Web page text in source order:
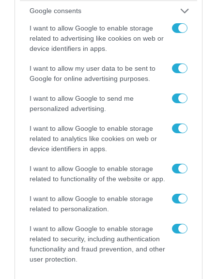
Google consents
I want to allow Google to enable storage
related to advertising like cookies on web or
device identifiers in apps.
I want to allow my user data to be sent to
Google for online advertising purposes.
I want to allow Google to send me
personalized advertising.
I want to allow Google to enable storage
related to analytics like cookies on web or
device identifiers in apps.
I want to allow Google to enable storage
related to functionality of the website or app.
I want to allow Google to enable storage
related to personalization.
I want to allow Google to enable storage
related to security, including authentication
functionality and fraud prevention, and other
user protection.
09.08.2026 | 19:02
Η Τουρκία… προειδοποιεί την Ευρώπη: «Μην
εξοργίζετε την Ρωσία»
09.08.2026 | 18:02